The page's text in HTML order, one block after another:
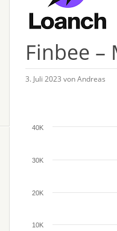
Finbee –
3. Juli 2023 von Andreas
10K
20K
30K
40K